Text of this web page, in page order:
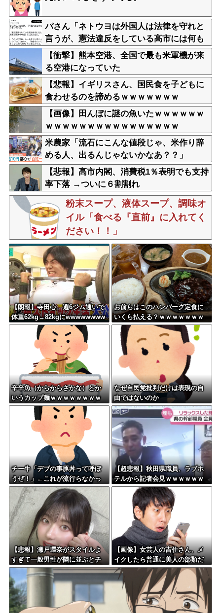
パさん「ネトウヨは外国人は法律を守れと
言うが、憲法違反をしている高市には何も
言わない」
【衝撃】熊本空港、全国で最も米軍機が来
る空港になっていた
【悲報】イギリスさん、国民食を子どもに
食わせるのを諦めるｗｗｗｗｗｗｗ
【画像】田んぼに謎の魚いたｗｗｗｗｗｗ
ｗｗｗｗｗｗｗｗｗｗｗｗｗｗｗｗ
米農家「流石にこんな値段じゃ、米作り辞
める人、出るんじゃないかなあ？？」
【悲報】高市内閣、消費税1％表明でも支持
率下落 →ついに６割割れ
粉末スープ、液体スープ、調味オ
イル「食べる『直前』に入れてく
ださい！！」
【朗報】寺田心、週6ジム通いで
体重62kg→82kgにwwwwwwww
お前らはこのハンバーグ定食に
いくら払える？ｗｗｗｗｗｗｗ
ｗｗｗ
辛辛魚（からからさかな）とか
いうカップ麺ｗｗｗｗｗｗｗｗ
ｗｗ
なぜ自民党批判だけは表現の自
由ではないのか
チー牛「デブの事豚丼って呼ぼ
うぜ！」←これが流行らなかっ
た理由
【超悲報】秋田県職員、ラブホ
テルから記者会見ｗｗｗｗｗｗ
ｗｗｗ
【悲報】瀬戸環奈がスタイルよ
すぎて一般男性が隣に並ぶとチ
ンチクリンに見えてしまう
【画像】女芸人の吉住さん、メ
イクしたら普通に美人の部類だ
った→ご覧くださいw w w w w
w w w